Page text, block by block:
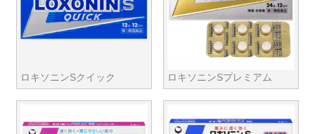
ロキソニンSクイック ロキソニンSプレミアム